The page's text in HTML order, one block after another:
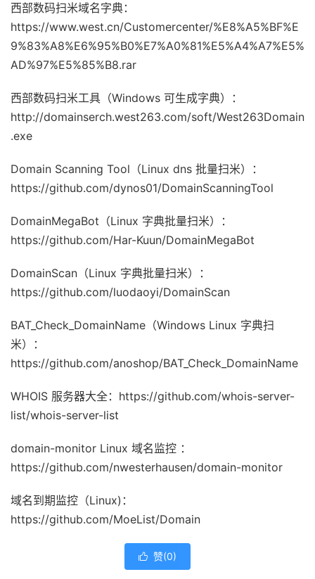
西部数码扫米域名字典：
https://www.west.cn/Customercenter/%E8%A5%BF%E
9%83%A8%E6%95%B0%E7%A0%81%E5%A4%A7%E5%
AD%97%E5%85%B8.rar
西部数码扫米工具（Windows 可生成字典）：
http://domainserch.west263.com/soft/West263Domain
.exe
Domain Scanning Tool（Linux dns 批量扫米）：
https://github.com/dynos01/DomainScanningTool
DomainMegaBot（Linux 字典批量扫米）：
https://github.com/Har-Kuun/DomainMegaBot
DomainScan（Linux 字典批量扫米）：
https://github.com/luodaoyi/DomainScan
BAT_Check_DomainName（Windows Linux 字典扫
米）：
https://github.com/anoshop/BAT_Check_DomainName
WHOIS 服务器大全：https://github.com/whois-server-
list/whois-server-list
domain-monitor Linux 域名监控 ：
https://github.com/nwesterhausen/domain-monitor
域名到期监控（Linux)：
https://github.com/MoeList/Domain
 赞(0)